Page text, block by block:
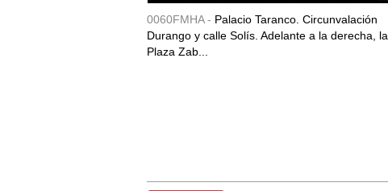
0060FMHA - Palacio Taranco. Circunvalación
Durango y calle Solís. Adelante a la derecha, la
Plaza Zab...